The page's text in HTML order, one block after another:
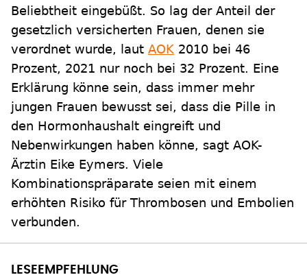
Beliebtheit eingebüßt. So lag der Anteil der
gesetzlich versicherten Frauen, denen sie
verordnet wurde, laut AOK 2010 bei 46
Prozent, 2021 nur noch bei 32 Prozent. Eine
Erklärung könne sein, dass immer mehr
jungen Frauen bewusst sei, dass die Pille in
den Hormonhaushalt eingreift und
Nebenwirkungen haben könne, sagt AOK-
Ärztin Eike Eymers. Viele
Kombinationspräparate seien mit einem
erhöhten Risiko für Thrombosen und Embolien
verbunden.